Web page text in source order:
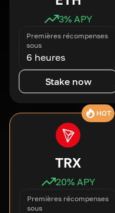
3% APY
Premières récompenses
sous
6 heures
Stake now
HOT
TRX
20% APY
Premières récompenses
sous